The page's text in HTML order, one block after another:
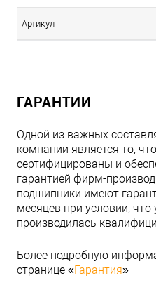
Артикул
ГАРАНТИИ
Одной из важных
компании является то,
сертифицированы и
гарантией фирм-
подшипники имеют
месяцев при условии,
производилась
Более подробную
странице «Гарантия»